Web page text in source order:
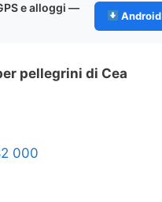
e alloggi —
Android
pellegrini di Cea
000